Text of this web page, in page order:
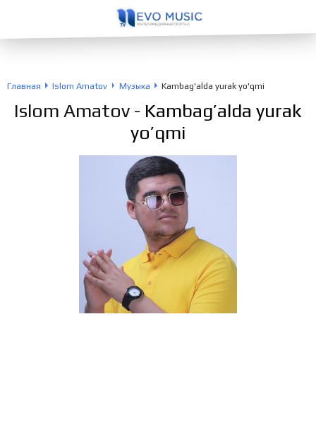
Главная Islom Amatov Музыка Kambag'alda yurak yo'qmi
Islom Amatov - Kambag’alda yurak
yo’qmi